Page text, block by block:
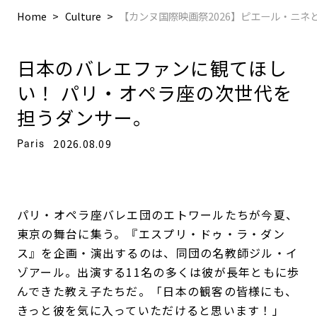
Home Culture 【カンヌ国際映画祭2026】ピエール・ニ
日本のバレエファンに観てほし
い！ パリ・オペラ座の次世代を
担うダンサー。
Paris 2026.08.09
パリ・オペラ座バレエ団のエトワールたちが今夏、
東京の舞台に集う。『エスプリ・ドゥ・ラ・ダン
ス』を企画・演出するのは、同団の名教師ジル・イ
ゾアール。出演する11名の多くは彼が長年ともに歩
んできた教え子たちだ。「日本の観客の皆様にも、
きっと彼を気に入っていただけると思います！」